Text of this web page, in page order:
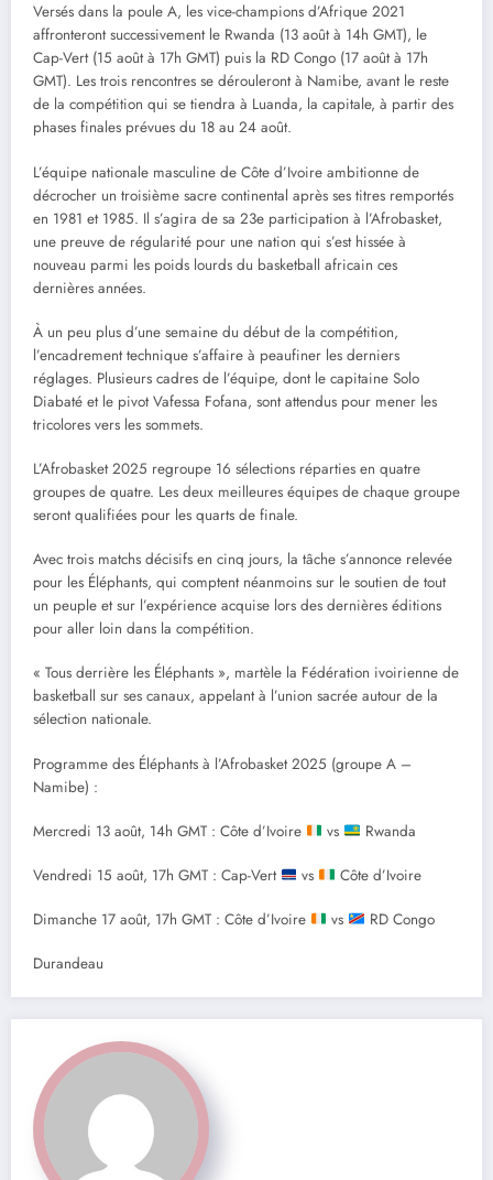
Versés dans la poule A, les vice-champions d’Afrique 2021
affronteront successivement le Rwanda (13 août à 14h GMT), le
Cap-Vert (15 août à 17h GMT) puis la RD Congo (17 août à 17h
GMT). Les trois rencontres se dérouleront à Namibe, avant le reste
de la compétition qui se tiendra à Luanda, la capitale, à partir des
phases finales prévues du 18 au 24 août.
L’équipe nationale masculine de Côte d’Ivoire ambitionne de
décrocher un troisième sacre continental après ses titres remportés
en 1981 et 1985. Il s’agira de sa 23e participation à l’Afrobasket,
une preuve de régularité pour une nation qui s’est hissée à
nouveau parmi les poids lourds du basketball africain ces
dernières années.
À un peu plus d’une semaine du début de la compétition,
l’encadrement technique s’affaire à peaufiner les derniers
réglages. Plusieurs cadres de l’équipe, dont le capitaine Solo
Diabaté et le pivot Vafessa Fofana, sont attendus pour mener les
tricolores vers les sommets.
L’Afrobasket 2025 regroupe 16 sélections réparties en quatre
groupes de quatre. Les deux meilleures équipes de chaque groupe
seront qualifiées pour les quarts de finale.
Avec trois matchs décisifs en cinq jours, la tâche s’annonce relevée
pour les Éléphants, qui comptent néanmoins sur le soutien de tout
un peuple et sur l’expérience acquise lors des dernières éditions
pour aller loin dans la compétition.
« Tous derrière les Éléphants », martèle la Fédération ivoirienne de
basketball sur ses canaux, appelant à l’union sacrée autour de la
sélection nationale.
Programme des Éléphants à l’Afrobasket 2025 (groupe A –
Namibe) :
Mercredi 13 août, 14h GMT : Côte d’Ivoire vs Rwanda
Vendredi 15 août, 17h GMT : Cap-Vert vs Côte d’Ivoire
Dimanche 17 août, 17h GMT : Côte d’Ivoire vs RD Congo
Durandeau